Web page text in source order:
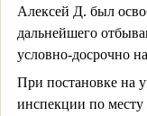
Алексей Д. был
дальнейшего
условно-досрочно
При постановке на
инспекции по месту